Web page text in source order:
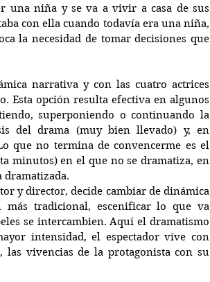
una niña y se va a vivir a casa de sus
con ella cuando todavía era una niña,
la necesidad de tomar decisiones que
narrativa y con las cuatro actrices
Esta opción resulta efectiva en algunos
superponiendo o continuando la
del drama (muy bien llevado) y, en
que no termina de convencerme es el
minutos) en el que no se dramatiza, en
dramatizada.
y director, decide cambiar de dinámica
tradicional, escenificar lo que va
se intercambien. Aquí el dramatismo
intensidad, el espectador vive con
las vivencias de la protagonista con su